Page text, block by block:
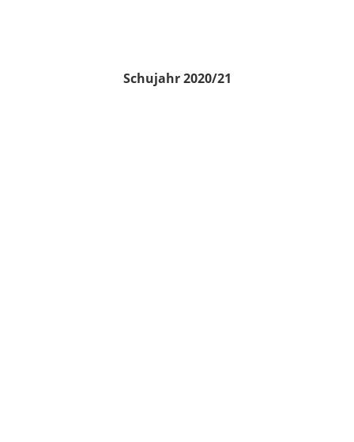
Schujahr 2020/21